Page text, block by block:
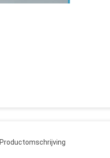
Productomschrijving